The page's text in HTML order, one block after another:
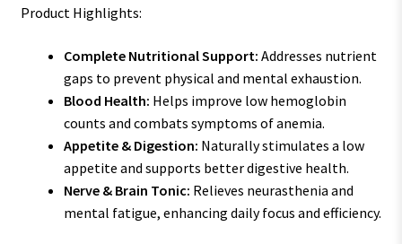
Product Highlights:
Complete Nutritional Support: Addresses nutrient
gaps to prevent physical and mental exhaustion.
Blood Health: Helps improve low hemoglobin
counts and combats symptoms of anemia.
Appetite & Digestion: Naturally stimulates a low
appetite and supports better digestive health.
Nerve & Brain Tonic: Relieves neurasthenia and
mental fatigue, enhancing daily focus and efficiency.